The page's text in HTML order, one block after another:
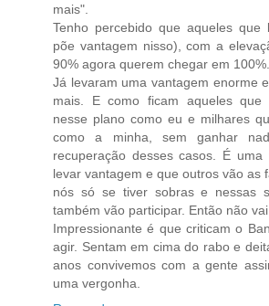
mais".
Tenho percebido que aqueles que
põe vantagem nisso), com a
90% agora querem chegar em 100%.
Já levaram uma vantagem enorme
mais. E como ficam aqueles que
nesse plano como eu e milhares
como a minha, sem ganhar
recuperação desses casos. É uma
levar vantagem e que outros vão as
nós só se tiver sobras e nessas
também vão participar. Então não vai
Impressionante é que criticam o
agir. Sentam em cima do rabo e
anos convivemos com a gente
uma vergonha.